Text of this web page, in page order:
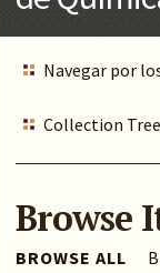
Navegar por
Collection Tree
Browse
BROWSE ALL